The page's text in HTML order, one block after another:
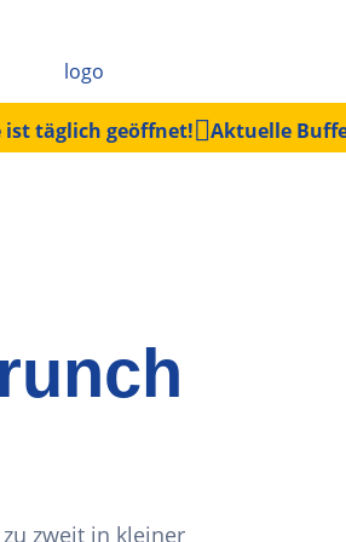
ist täglich geöffnet! Aktuelle
zweit in kleiner